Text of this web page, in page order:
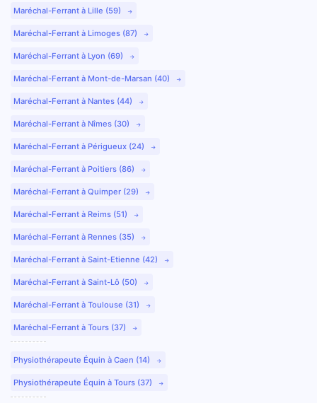
Maréchal-Ferrant à Lille (59)
Maréchal-Ferrant à Limoges (87)
Maréchal-Ferrant à Lyon (69)
Maréchal-Ferrant à Mont-de-Marsan (40)
Maréchal-Ferrant à Nantes (44)
Maréchal-Ferrant à Nîmes (30)
Maréchal-Ferrant à Périgueux (24)
Maréchal-Ferrant à Poitiers (86)
Maréchal-Ferrant à Quimper (29)
Maréchal-Ferrant à Reims (51)
Maréchal-Ferrant à Rennes (35)
Maréchal-Ferrant à Saint-Etienne (42)
Maréchal-Ferrant à Saint-Lô (50)
Maréchal-Ferrant à Toulouse (31)
Maréchal-Ferrant à Tours (37)
Physiothérapeute Équin à Caen (14)
Physiothérapeute Équin à Tours (37)